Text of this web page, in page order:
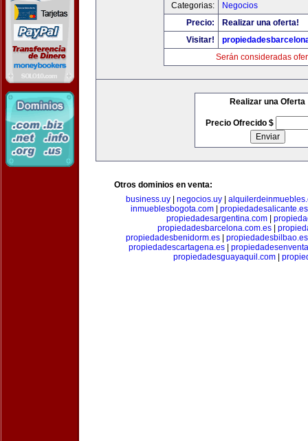
Categorias:
Negocios
Precio:
Realizar una oferta!
Visitar!
Serán consideradas
Realizar una Oferta
Precio Ofrecido $
Otros dominios en venta:
business.uy
negocios.uy
inmueblesbogota.com| propiedadesalicante.es
propiedadesargentina.com|
propiedadesbarcelona.com.es|
propiedadesbenidorm.es
propiedadesbilbao.es
propiedadescartagena.es|
propiedadesguayaquil.com|